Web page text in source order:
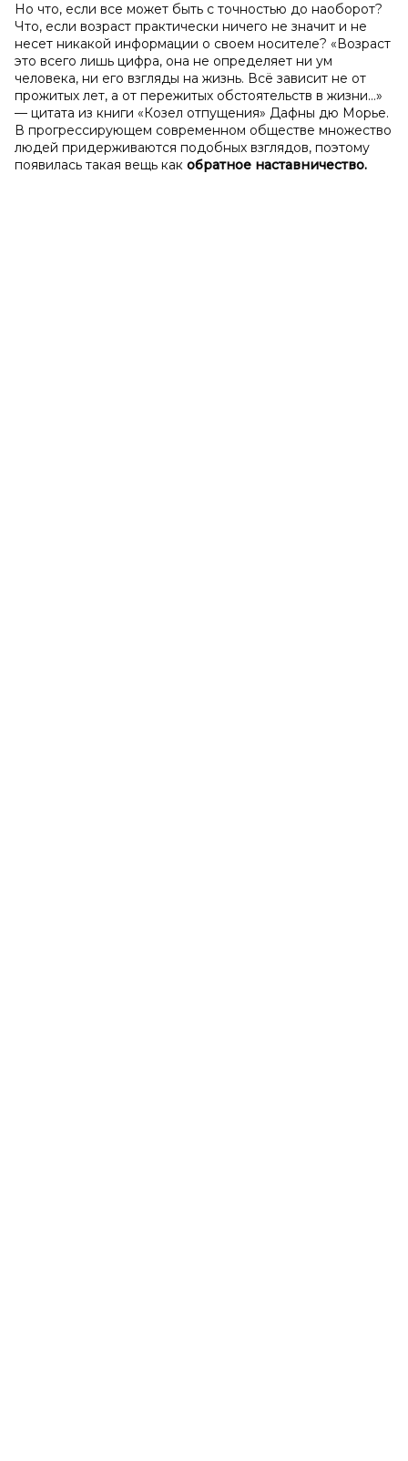
Но что, если все может быть с точностью до наоборот?
Что, если возраст практически ничего не значит и не
несет никакой информации о своем носителе? «Возраст
это всего лишь цифра, она не определяет ни ум
человека, ни его взгляды на жизнь. Всё зависит не от
прожитых лет, а от пережитых обстоятельств в жизни…»
— цитата из книги «Козел отпущения» Дафны дю Морье.
В прогрессирующем современном обществе множество
людей придерживаются подобных взглядов, поэтому
появилась такая вещь как обратное наставничество.